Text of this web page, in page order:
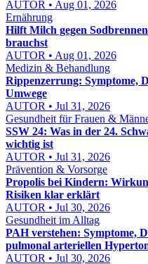
AUTOR • Aug 01, 2026
Ernährung
Hilft Milch gegen
brauchst
AUTOR • Aug 01, 2026
Medizin & Behandlung
Rippenzerrung: Symptome,
Umwege
AUTOR • Jul 31, 2026
Gesundheit für Frauen &
SSW 24: Was in der 24.
wichtig ist
AUTOR • Jul 31, 2026
Prävention & Vorsorge
Propolis bei Kindern:
Risiken klar erklärt
AUTOR • Jul 30, 2026
Gesundheit im Alltag
PAH verstehen: Symptome,
pulmonal arteriellen
AUTOR • Jul 30, 2026